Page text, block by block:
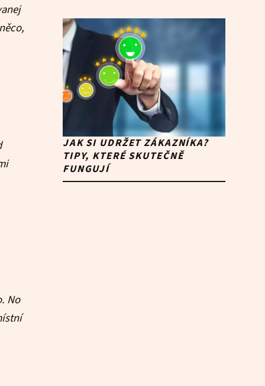
No
JAK SI UDRŽET ZÁKAZNÍKA?
TIPY, KTERÉ SKUTEČNĚ
FUNGUJÍ